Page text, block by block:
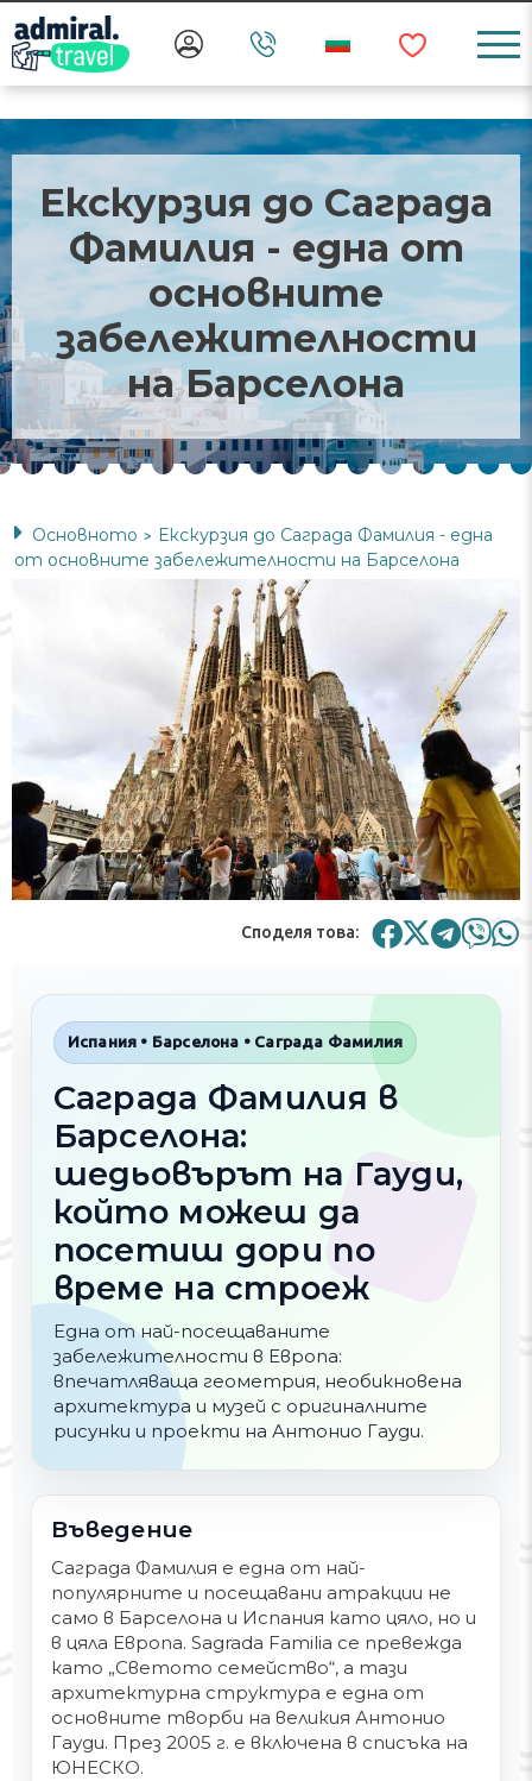
Екскурзия до Саграда
Фамилия - една от
основните
забележителности
на Барселона
Основното >
Екскурзия до Саграда Фамилия - една
от основните забележителности на Барселона
Споделя това:
Испания • Барселона • Саграда Фамилия
Саграда Фамилия в
Барселона:
шедьовърът на Гауди,
който можеш да
посетиш дори по
време на строеж
Една от най-посещаваните
забележителности в Европа:
впечатляваща геометрия, необикновена
архитектура и музей с оригиналните
рисунки и проекти на Антонио Гауди.
Въведение
Саграда Фамилия е една от най-
популярните и посещавани атракции не
само в Барселона и Испания като цяло, но и
в цяла Европа. Sagrada Familia се превежда
като „Светото семейство“, а тази
архитектурна структура е една от
основните творби на великия Антонио
Гауди. През 2005 г. е включена в списъка на
ЮНЕСКО.